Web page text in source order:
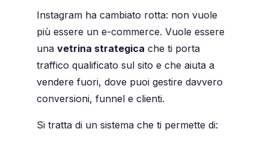
Instagram ha cambiato rotta: non vuole
più essere un e-commerce. Vuole essere
una vetrina strategica che ti porta
traffico qualificato sul sito e che aiuta a
vendere fuori, dove puoi gestire davvero
conversioni, funnel e clienti.
Si tratta di un sistema che ti permette di: